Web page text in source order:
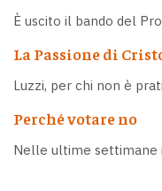
È uscito il bando del
La Passione di
Luzzi, per chi non è
Perché votare no
Nelle ultime settimane